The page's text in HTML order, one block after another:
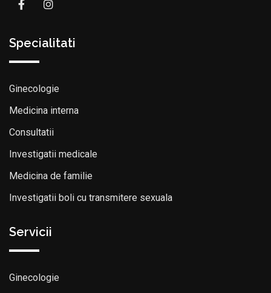
Specialitati
Ginecologie
Medicina interna
Consultatii
Investigatii medicale
Medicina de familie
Investigatii boli cu transmitere sexuala
Servicii
Ginecologie